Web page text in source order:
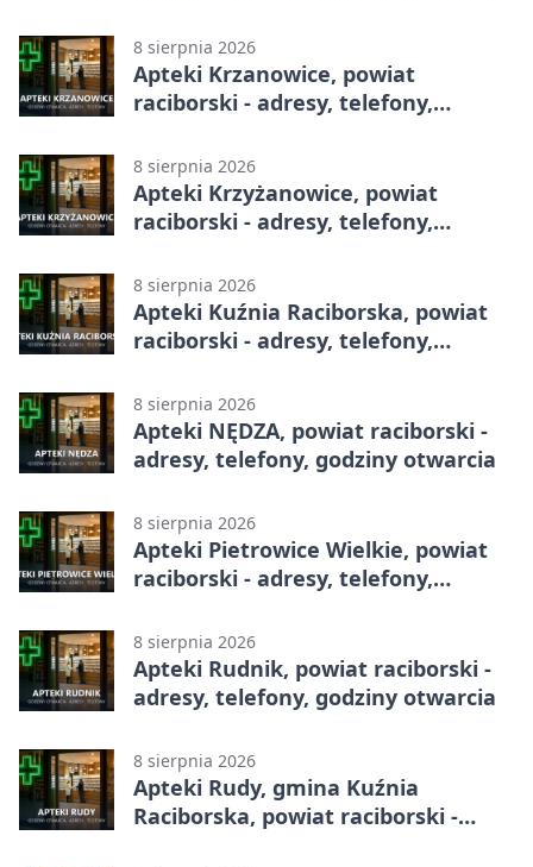
8 sierpnia 2026
Apteki Krzanowice, powiat
raciborski - adresy, telefony,
8 sierpnia 2026
Apteki Krzyżanowice, powiat
raciborski - adresy, telefony,
8 sierpnia 2026
Apteki Kuźnia Raciborska, powiat
raciborski - adresy, telefony,
8 sierpnia 2026
Apteki NĘDZA, powiat raciborski -
adresy, telefony, godziny otwarcia
8 sierpnia 2026
Apteki Pietrowice Wielkie, powiat
raciborski - adresy, telefony,
8 sierpnia 2026
Apteki Rudnik, powiat raciborski -
adresy, telefony, godziny otwarcia
8 sierpnia 2026
Apteki Rudy, gmina Kuźnia
Raciborska, powiat raciborski -